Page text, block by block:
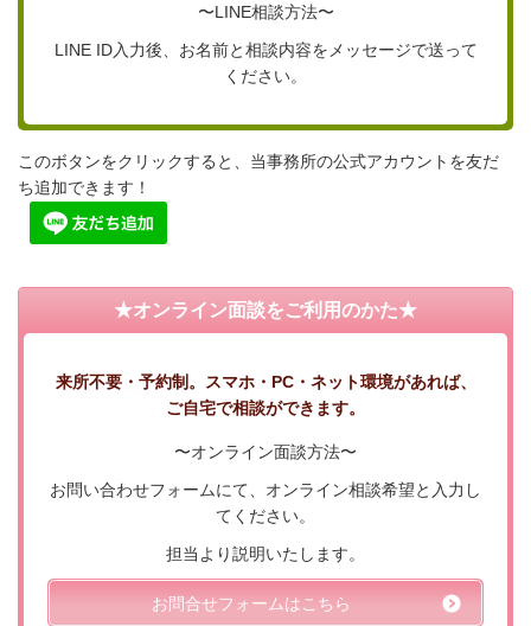
〜LINE相談方法〜
LINE ID入力後、お名前と相談内容をメッセージで送って
ください。
このボタンをクリックすると、当事務所の公式アカウントを友だ
ち追加できます！
★オンライン面談をご利用のかた★
来所不要・予約制。スマホ・PC・ネット環境があれば、
ご自宅で相談ができます。
〜オンライン面談方法〜
お問い合わせフォームにて、オンライン相談希望と入力し
てください。
担当より説明いたします。
お問合せフォームはこちら